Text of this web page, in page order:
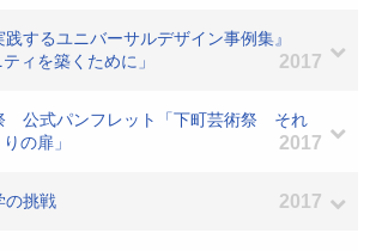
するユニバーサルデザイン事例集』
ィを築くために」
2017
公式パンフレット「下町芸術祭 それ
の扉」
2017
の挑戦 2017